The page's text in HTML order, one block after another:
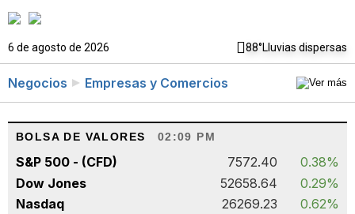
6 de agosto de 2026 88°Lluvias dispersas
Negocios Empresas y Comercios
BOLSA DE VALORES 02:09 PM
S&P 500 - (CFD) 7572.40
0.38%
Dow Jones
52658.64
0.29%
Nasdaq
26269.23 0.62%